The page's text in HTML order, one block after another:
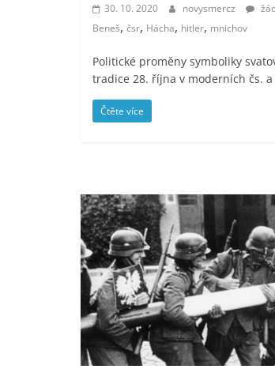
30. 10. 2020 novysmercz
Beneš, čsr, Hácha, hitler, mnichov
Politické proměny symboliky
tradice 28. října v moderních čs.
Čtěte více